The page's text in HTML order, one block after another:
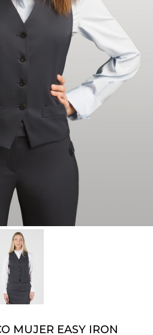
MUJER EASY IRON
Crear lista de Favoritos
Iniciar sesión